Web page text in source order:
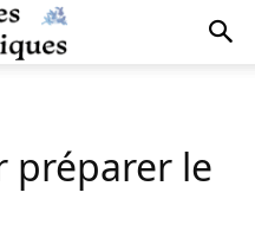
préparer le